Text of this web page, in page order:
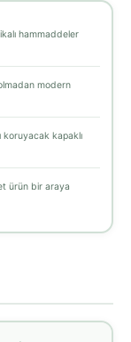
hammaddeler
modern
koruyacak kapaklı
ürün bir araya